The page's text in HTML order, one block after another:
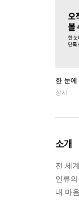
한 눈
상시
소개
전 세
인류
내 마